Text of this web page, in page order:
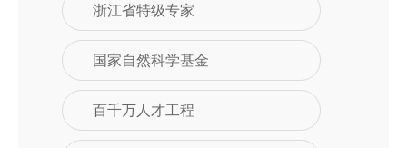
浙江省特级专家
国家自然科学基金
百千万人才工程